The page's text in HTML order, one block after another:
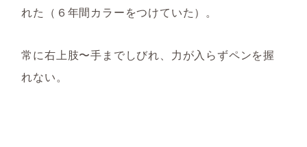
れた（６年間カラーをつけていた）。
常に右上肢〜手までしびれ、力が入らずペンを握
れない。